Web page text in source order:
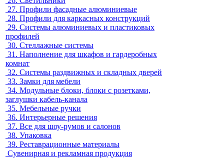
27. Профили фасадные алюминиевые
28. Профили для каркасных конструкций
29. Системы алюминиевых и пластиковых
профилей
30. Стеллажные системы
31. Наполнение для шкафов и гардеробных
комнат
32. Системы раздвижных и складных дверей
33. Замки для мебели
34. Модульные блоки, блоки с розетками,
заглушки кабель-канала
35. Мебельные ручки
36. Интерьерные решения
37. Все для шоу-румов и салонов
38. Упаковка
39. Реставрационные материалы
Сувенирная и рекламная продукция